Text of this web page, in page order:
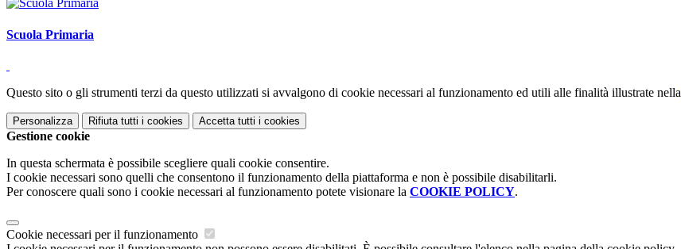
Scuola Primaria
Questo sito o gli strumenti terzi da questo utilizzati si avvalgono di cookie necessari al funzionamento ed utili alle finalità illustrate nella
Personalizza Rifiuta tutti i cookies Accetta tutti i cookies
Gestione cookie
In questa schermata è possibile scegliere quali cookie consentire.
I cookie necessari sono quelli che consentono il funzionamento della piattaforma e non è possibile disabilitarli.
Per conoscere quali sono i cookie necessari al funzionamento potete visionare la COOKIE POLICY.
Cookie necessari per il funzionamento